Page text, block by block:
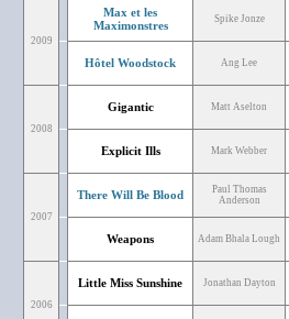
2009
Max et les
Maximonstres
Spike Jonze
Hôtel Woodstock Ang Lee
2008
Gigantic Matt Aselton
Explicit Ills Mark Webber
2007
There Will Be Blood
Paul Thomas
Anderson
Weapons Adam Bhala Lough
2006
Little Miss Sunshine Jonathan Dayton